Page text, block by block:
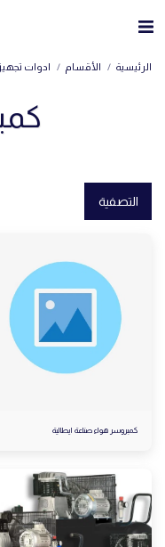
الرئيسية الأقسام ادوات
التصفية
كمبروسر هواء صناعة ايطالية